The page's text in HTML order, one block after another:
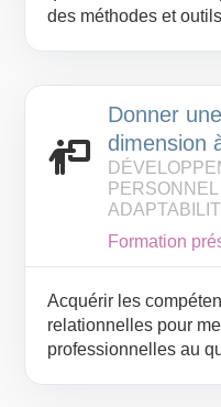
des méthodes et
Donner
dimension
Formation
Acquérir les
relationnelles pour
professionnelles au